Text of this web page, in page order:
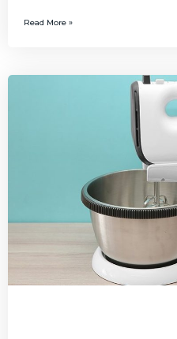
Read More »